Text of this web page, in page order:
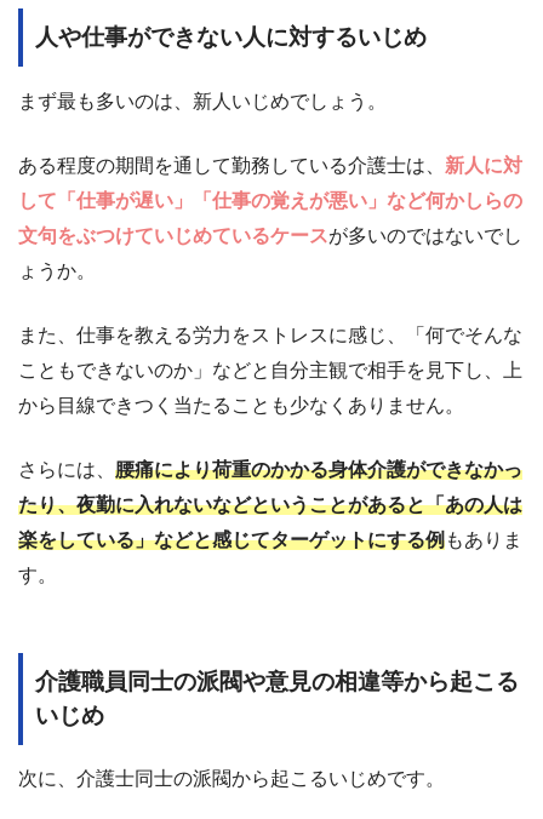
人や仕事ができない人に対するいじめ
まず最も多いのは、新人いじめでしょう。
ある程度の期間を通して勤務している介護士は、 新人に対
して「仕事が遅い」「仕事の覚えが悪い」など何かしらの
文句をぶつけていじめているケースが多いのではないでし
ょうか。
また、仕事を教える労力をストレスに感じ、「何でそんな
こともできないのか」などと自分主観で相手を見下し、上
から目線できつく当たることも少なくありません。
さらには、 腰痛により荷重のかかる身体介護ができなかっ
たり、夜勤に入れないなどということがあると「あの人は
楽をしている」などと感じてターゲットにする例もありま
す。
介護職員同士の派閥や意見の相違等から起こる
いじめ
次に、介護士同士の派閥から起こるいじめです。